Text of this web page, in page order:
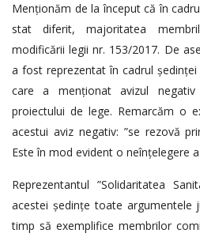
Menționăm de la început că în
stat diferit, majoritatea
modificării legii nr. 153/2017. De
a fost reprezentat în cadrul
care a menționat avizul
proiectului de lege. Remarcăm o
acestui aviz negativ: ”se rezovă
Este în mod evident o neînțelegere
Reprezentantul ”Solidaritatea
acestei ședințe toate argumentele
timp să exemplifice membrilor